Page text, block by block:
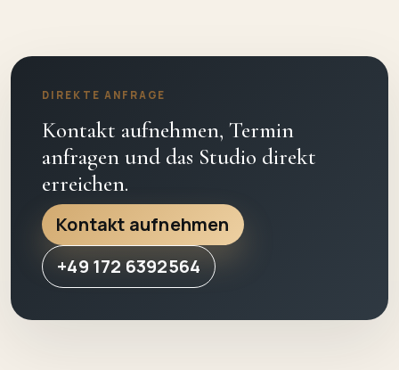
DIREKTE ANFRAGE
Kontakt aufnehmen, Termin
anfragen und das Studio direkt
erreichen.
Kontakt aufnehmen
+49 172 6392564